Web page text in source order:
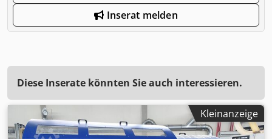
Inserat melden
Diese Inserate könnten Sie auch interessieren.
Kleinanzeige